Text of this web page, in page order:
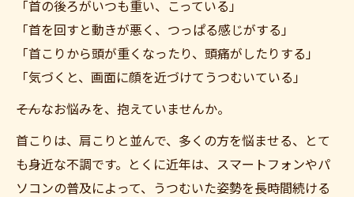
「首の後ろがいつも重い、こっている」
「首を回すと動きが悪く、つっぱる感じがする」
「首こりから頭が重くなったり、頭痛がしたりする」
「気づくと、画面に顔を近づけてうつむいている」
――そんなお悩みを、抱えていませんか。
首こりは、肩こりと並んで、多くの方を悩ませる、とて
も身近な不調です。とくに近年は、スマートフォンやパ
ソコンの普及によって、うつむいた姿勢を長時間続ける